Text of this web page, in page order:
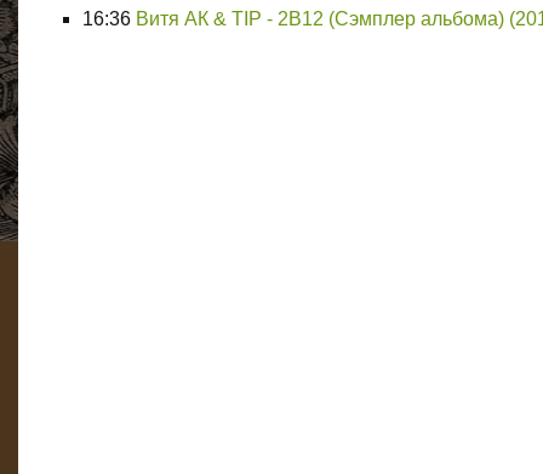
16:36 Витя АК & TIP - 2В12 (Сэмплер альбома)